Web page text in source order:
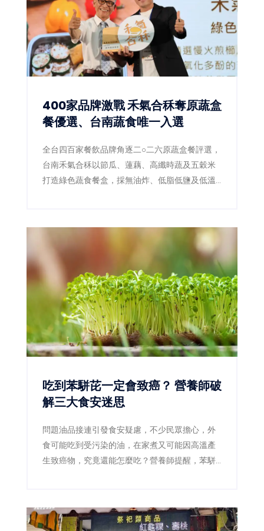
400家品牌激戰 禾氣合秝奪原蔬盒
餐優選、台南蔬食唯一入選
全台四百家餐飲品牌角逐二○二六原蔬盒餐評選，
台南禾氣合秝以節瓜、蓮藕、高纖時蔬及五穀米
打造綠色蔬食餐盒，採無油炸、低脂低鹽及低溫
吃到苯駢芘一定會致癌？ 營養師破
解三大食安迷思
問題油品接連引發食安疑慮，不少民眾擔心，外
食可能吃到受污染的油，在家煮又可能因高溫產
生致癌物，究竟還能怎麼吃？營養師提醒，苯駢
食品能立即把它「排出體外」。真正有效的防
線，是確認問題產品、減少焦黑食物及改善用油